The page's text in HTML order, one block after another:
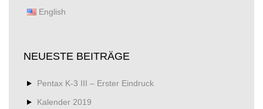
English
NEUESTE BEITRÄGE
Pentax K-3 III – Erster Eindruck
Kalender 2019